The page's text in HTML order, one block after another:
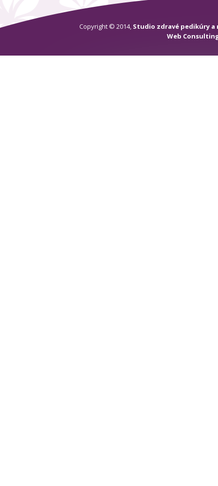
Copyright © 2014, Studio zdravé pedikúry a
Web